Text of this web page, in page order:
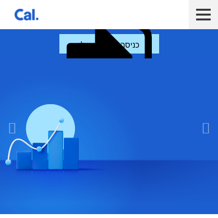
לקוח Diners Club כאל לעסקים כניסה לחשבון שלי